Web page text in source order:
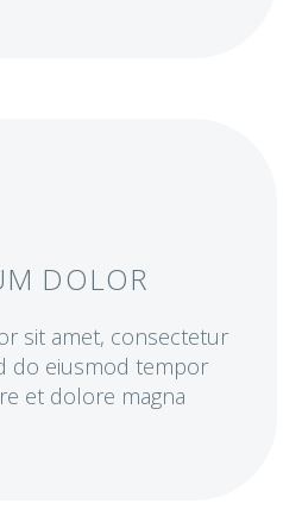
DOLOR
sit amet, consectetur
do eiusmod tempor
et dolore magna